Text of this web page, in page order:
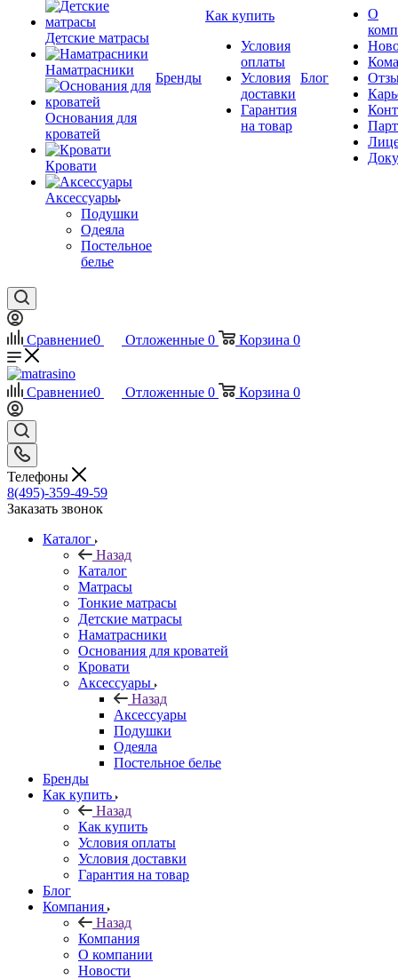
Детские матрасы
Наматрасники
Основания для
кроватей
Кровати
Аксессуары
Подушки
Одеяла
Постельное
белье
Бренды
Как купить
Условия
оплаты
Условия
доставки
Гарантия
на товар
Блог
О
Сравнение0 Отложенные 0 Корзина 0
Сравнение0 Отложенные 0 Корзина 0
Телефоны
8(495)-359-49-59
Заказать звонок
Каталог
Назад
Каталог
Матрасы
Тонкие матрасы
Детские матрасы
Наматрасники
Основания для кроватей
Кровати
Аксессуары
Назад
Аксессуары
Подушки
Одеяла
Постельное белье
Бренды
Как купить
Назад
Как купить
Условия оплаты
Условия доставки
Гарантия на товар
Блог
Компания
Назад
Компания
О компании
Новости